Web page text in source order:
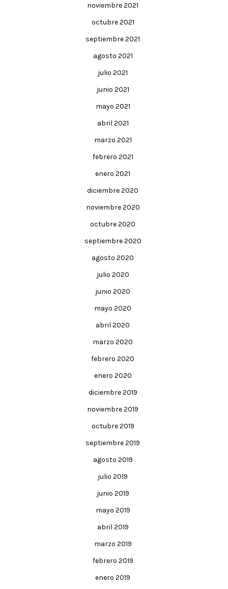
noviembre 2021
octubre 2021
septiembre 2021
agosto 2021
julio 2021
junio 2021
mayo 2021
abril 2021
marzo 2021
febrero 2021
enero 2021
diciembre 2020
noviembre 2020
octubre 2020
septiembre 2020
agosto 2020
julio 2020
junio 2020
mayo 2020
abril 2020
marzo 2020
febrero 2020
enero 2020
diciembre 2019
noviembre 2019
octubre 2019
septiembre 2019
agosto 2019
julio 2019
junio 2019
mayo 2019
abril 2019
marzo 2019
febrero 2019
enero 2019